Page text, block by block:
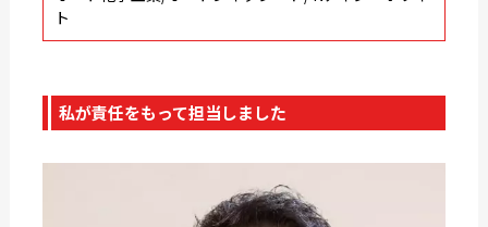
ト
私が責任をもって担当しました